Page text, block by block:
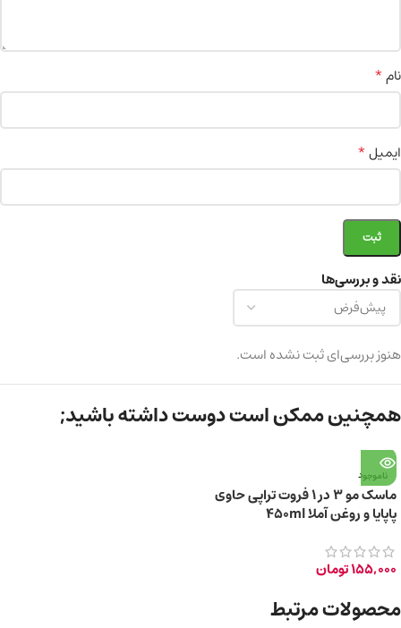
نقد و بررسی‌ها
هنوز بررسی‌ای ثبت نشده است.
نام*
ایمیل*
همچنین ممکن است دوست داشته باشید;
ناموجود
ماسک مو 3 در 1 فروت تراپی حاوی
پاپایا و روغن آملا 450ml
155,000تومان
محصولات مرتبط